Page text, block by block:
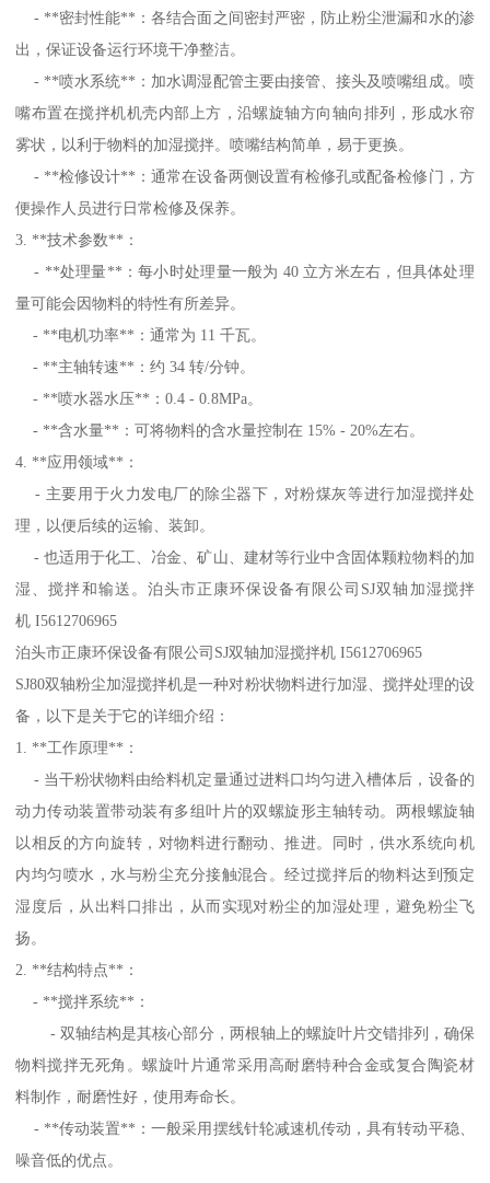
- **密封性能**：各结合面之间密封严密，防止粉尘泄漏和水的渗
出，保证设备运行环境干净整洁。
- **喷水系统**：加水调湿配管主要由接管、接头及喷嘴组成。喷
嘴布置在搅拌机机壳内部上方，沿螺旋轴方向轴向排列，形成水帘
雾状，以利于物料的加湿搅拌。喷嘴结构简单，易于更换。
- **检修设计**：通常在设备两侧设置有检修孔或配备检修门，方
便操作人员进行日常检修及保养。
3. **技术参数**：
- **处理量**：每小时处理量一般为 40 立方米左右，但具体处理
量可能会因物料的特性有所差异。
- **电机功率**：通常为 11 千瓦。
- **主轴转速**：约 34 转/分钟。
- **喷水器水压**：0.4 - 0.8MPa。
- **含水量**：可将物料的含水量控制在 15% - 20%左右。
4. **应用领域**：
- 主要用于火力发电厂的除尘器下，对粉煤灰等进行加湿搅拌处
理，以便后续的运输、装卸。
- 也适用于化工、冶金、矿山、建材等行业中含固体颗粒物料的加
湿、搅拌和输送。泊头市正康环保设备有限公司SJ双轴加湿搅拌
机 I5612706965
泊头市正康环保设备有限公司SJ双轴加湿搅拌机 I5612706965
SJ80双轴粉尘加湿搅拌机是一种对粉状物料进行加湿、搅拌处理的设
备，以下是关于它的详细介绍：
1. **工作原理**：
- 当干粉状物料由给料机定量通过进料口均匀进入槽体后，设备的
动力传动装置带动装有多组叶片的双螺旋形主轴转动。两根螺旋轴
以相反的方向旋转，对物料进行翻动、推进。同时，供水系统向机
内均匀喷水，水与粉尘充分接触混合。经过搅拌后的物料达到预定
湿度后，从出料口排出，从而实现对粉尘的加湿处理，避免粉尘飞
扬。
2. **结构特点**：
- **搅拌系统**：
- 双轴结构是其核心部分，两根轴上的螺旋叶片交错排列，确保
物料搅拌无死角。螺旋叶片通常采用高耐磨特种合金或复合陶瓷材
料制作，耐磨性好，使用寿命长。
- **传动装置**：一般采用摆线针轮减速机传动，具有转动平稳、
噪音低的优点。